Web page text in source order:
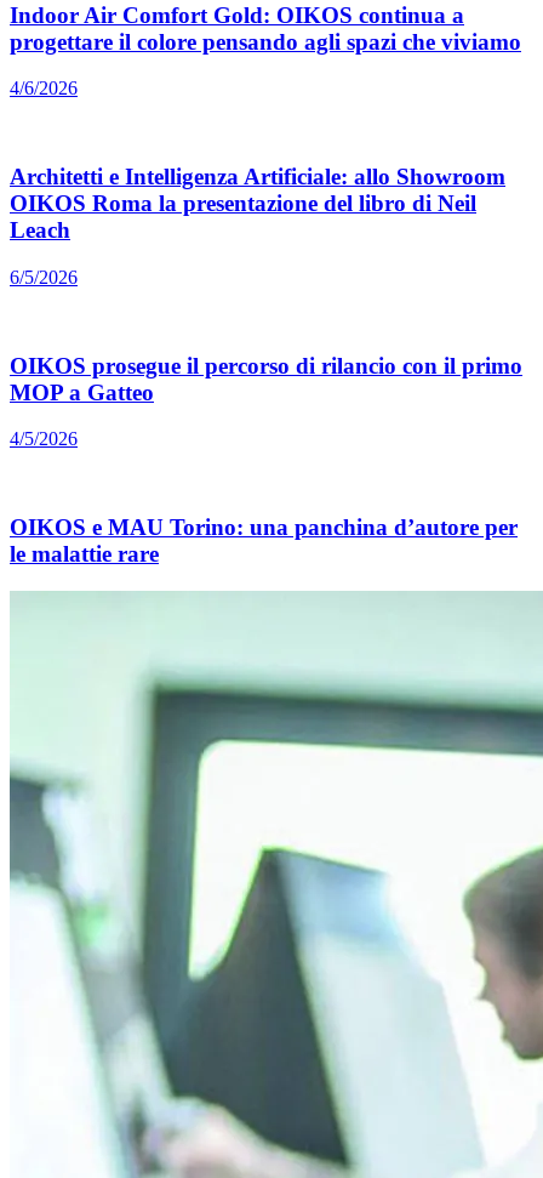
Indoor Air Comfort Gold: OIKOS continua a
progettare il colore pensando agli spazi che viviamo
4/6/2026
Architetti e Intelligenza Artificiale: allo Showroom
OIKOS Roma la presentazione del libro di Neil
Leach
6/5/2026
OIKOS prosegue il percorso di rilancio con il primo
MOP a Gatteo
4/5/2026
OIKOS e MAU Torino: una panchina d’autore per
le malattie rare